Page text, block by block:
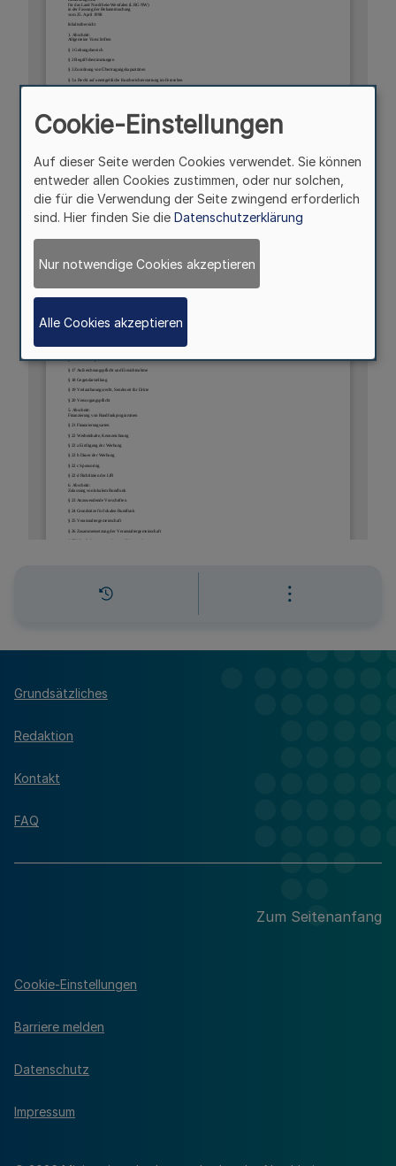
Grundsätzliches
Redaktion
Kontakt
FAQ
Zum Seitenanfang
Cookie-Einstellungen
Barriere melden
Datenschutz
Impressum
Cookie-Einstellungen
Auf dieser Seite werden Cookies verwendet. Sie können
entweder allen Cookies zustimmen, oder nur solchen,
die für die Verwendung der Seite zwingend erforderlich
sind. Hier finden Sie die Datenschutzerklärung
Nur notwendige Cookies akzeptieren
Alle Cookies akzeptieren